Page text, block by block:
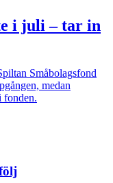
i juli – tar in
Småbolagsfond
medan
fonden.